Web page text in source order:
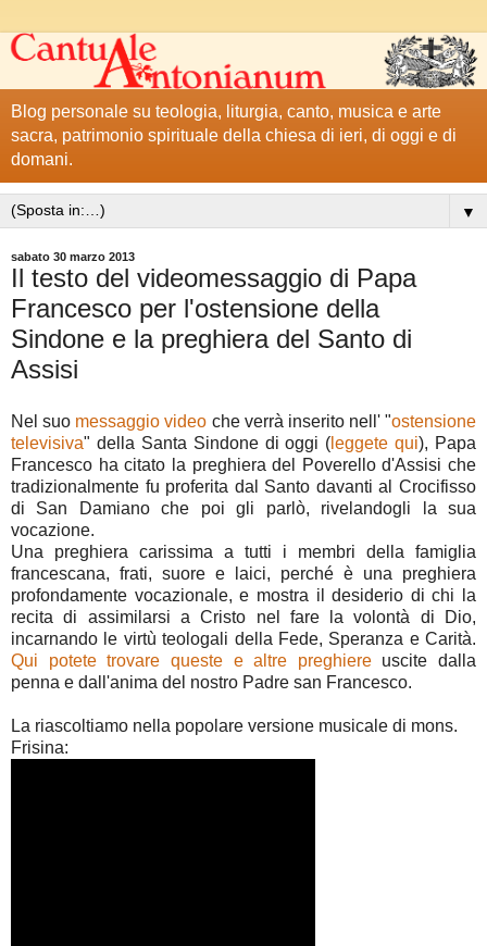
Blog personale su teologia, liturgia, canto, musica e arte
sacra, patrimonio spirituale della chiesa di ieri, di oggi e di
domani.
▼
sabato 30 marzo 2013
Il testo del videomessaggio di Papa
Francesco per l'ostensione della
Sindone e la preghiera del Santo di
Assisi
Nel suo messaggio video che verrà inserito nell' "ostensione
televisiva" della Santa Sindone di oggi ( leggete qui), Papa
Francesco ha citato la preghiera del Poverello d'Assisi che
tradizionalmente fu proferita dal Santo davanti al Crocifisso
di San Damiano che poi gli parlò, rivelandogli la sua
vocazione.
Una preghiera carissima a tutti i membri della famiglia
francescana, frati, suore e laici, perché è una preghiera
profondamente vocazionale, e mostra il desiderio di chi la
recita di assimilarsi a Cristo nel fare la volontà di Dio,
incarnando le virtù teologali della Fede, Speranza e Carità.
Qui potete trovare queste e altre preghiereuscite dalla
penna e dall'anima del nostro Padre san Francesco.
La riascoltiamo nella popolare versione musicale di mons.
Frisina: